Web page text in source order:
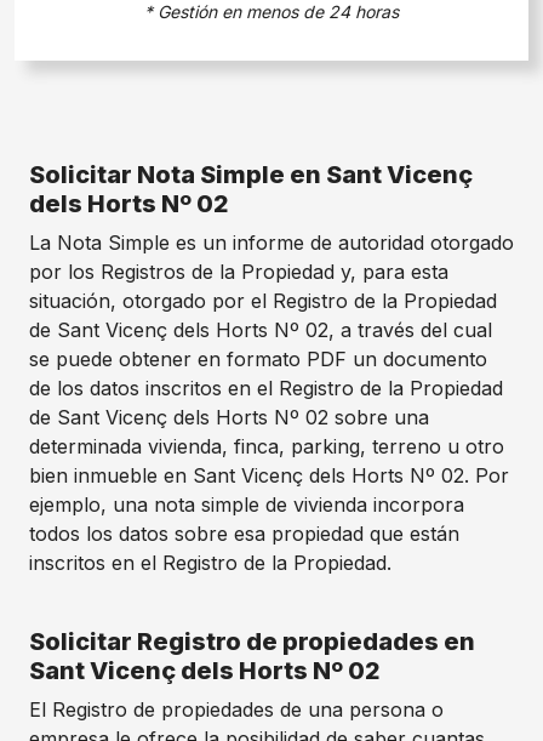
* Gestión en menos de 24 horas
Solicitar Nota Simple en Sant Vicenç
dels Horts Nº 02
La Nota Simple es un informe de autoridad otorgado
por los Registros de la Propiedad y, para esta
situación, otorgado por el Registro de la Propiedad
de Sant Vicenç dels Horts Nº 02, a través del cual
se puede obtener en formato PDF un documento
de los datos inscritos en el Registro de la Propiedad
de Sant Vicenç dels Horts Nº 02 sobre una
determinada vivienda, finca, parking, terreno u otro
bien inmueble en Sant Vicenç dels Horts Nº 02. Por
ejemplo, una nota simple de vivienda incorpora
todos los datos sobre esa propiedad que están
inscritos en el Registro de la Propiedad.
Solicitar Registro de propiedades en
Sant Vicenç dels Horts Nº 02
El Registro de propiedades de una persona o